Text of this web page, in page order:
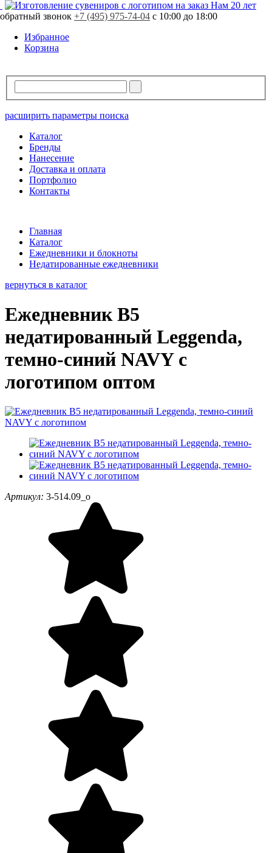
Нам 20 лет
обратный звонок +7 (495) 975-74-04 с 10:00 до 18:00
Избранное
Корзина
расширить параметры поиска
Каталог
Бренды
Нанесение
Доставка и оплата
Портфолио
Контакты
Главная
Каталог
Ежедневники и блокноты
Недатированные ежедневники
вернуться в каталог
Ежедневник В5
недатированный Leggenda,
темно-синий NAVY с
логотипом оптом
Артикул: 3-514.09_o